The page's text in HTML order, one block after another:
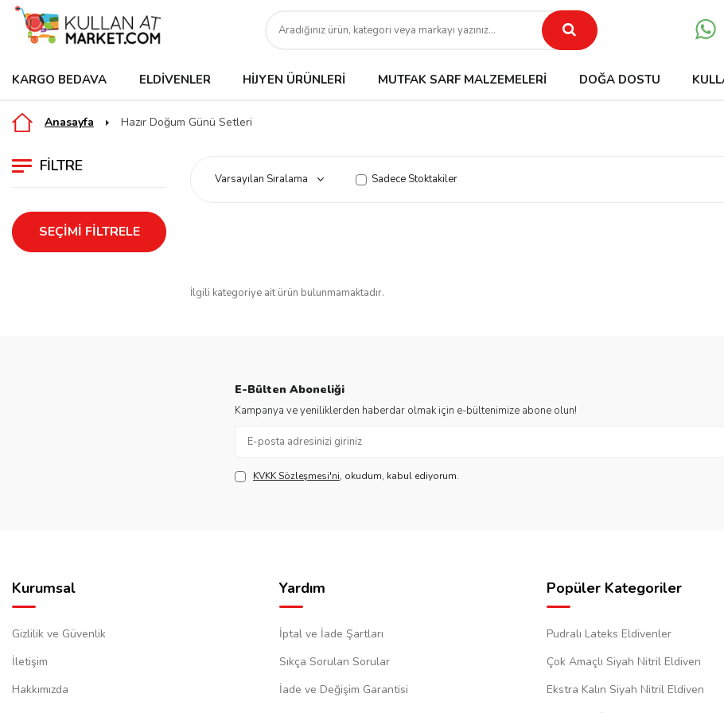
KARGO BEDAVA ELDIVENLER HIJYEN ÜRÜNLERI MUTFAK SARF MALZEMELERI DOĞA DOSTU
Anasayfa Hazır Doğum Günü Setleri
FILTRE
SEÇIMI FILTRELE
Sadece Stoktakiler
İlgili kategoriye ait ürün bulunmamaktadır.
E-Bülten Aboneliği
Kampanya ve yeniliklerden haberdar olmak için e-bültenimize abone olun!
KVKK Sözleşmesi'ni, okudum, kabul ediyorum.
Kurumsal
Gizlilik ve Güvenlik
İletişim
Hakkımızda
Yardım
İptal ve İade Şartları
Sıkça Sorulan Sorular
İade ve Değişim Garantisi
Popüler Kategoriler
Pudralı Lateks Eldivenler
Çok Amaçlı Siyah Nitril Eldiven
Ekstra Kalın Siyah Nitril Eldiven